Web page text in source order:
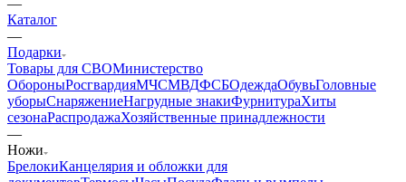
Каталог
—
Подарки
Товары для СВОМинистерство
ОбороныРосгвардияМЧСМВДФСБОдеждаОбувьГоловные
уборыСнаряжениеНагрудные знакиФурнитураХиты
сезонаРаспродажаХозяйственные принадлежности
—
Ножи
БрелокиКанцелярия и обложки для